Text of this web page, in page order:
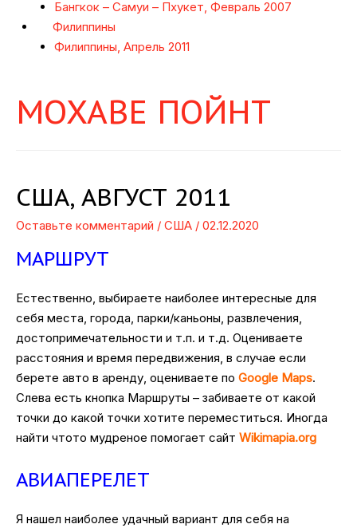
Бангкок – Самуи – Пхукет, Февраль 2007
Филиппины
Филиппины, Апрель 2011
МОХАВЕ ПОЙНТ
США, АВГУСТ 2011
Оставьте комментарий / США / 02.12.2020
МАРШРУТ
Естественно, выбираете наиболее интересные для
себя места, города, парки/каньоны, развлечения,
достопримечательности и т.п. и т.д. Оцениваете
расстояния и время передвижения, в случае если
берете авто в аренду, оцениваете по Google Maps.
Слева есть кнопка Маршруты – забиваете от какой
точки до какой точки хотите переместиться. Иногда
найти чтото мудреное помогает сайт Wikimapia.org
АВИАПЕРЕЛЕТ
Я нашел наиболее удачный вариант для себя на